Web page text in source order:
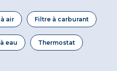
air Filtre à carburant
eau Thermostat